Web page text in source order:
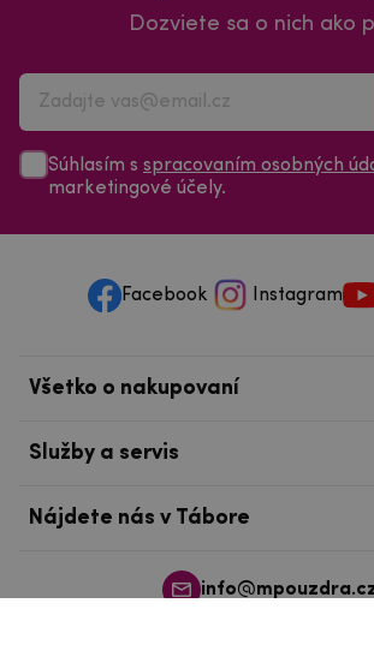
Dozviete sa o nich ako
Súhlasím s spracovaním osobných
marketingové účely.
Facebook Instagram
Všetko o nakupovaní
Služby a servis
Nájdete nás v Tábore